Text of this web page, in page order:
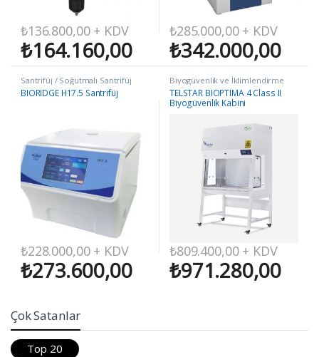
₺136.800,00+ KDV
₺164.160,00
₺285.000,00+ KDV
₺342.000,00
Santrifüj / Soğutmalı Santrifüj
BIORIDGE H17.5 Santrifüj
₺228.000,00+ KDV
₺273.600,00
Biyogüvenlik ve İklimlendirme
Kabini
TELSTAR BIOPTIMA 4 Class II
Biyogüvenlik Kabini
₺809.400,00+ KDV
₺971.280,00
Çok Satanlar
Top 20